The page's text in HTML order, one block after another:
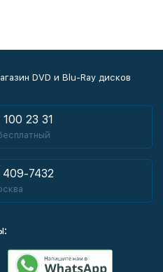
DVD и Blu-Ray дисков
23 31
7432